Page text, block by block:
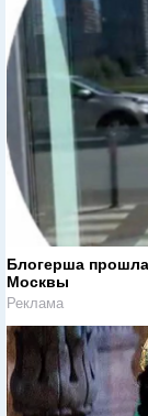
Блогерша
Москвы
Реклама